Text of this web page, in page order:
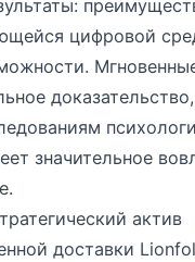
цифровой
значительное
актив
доставки